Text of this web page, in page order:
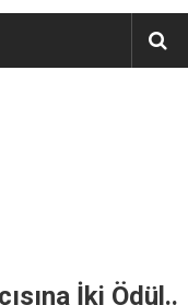
İki Ödül..